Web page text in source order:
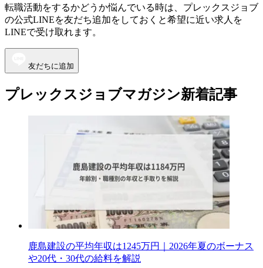
転職活動をするかどうか悩んでいる時は、プレックスジョブ
の公式LINEを友だち追加をしておくと希望に近い求人を
LINEで受け取れます。
友だちに追加
プレックスジョブマガジン新着記事
鹿島建設の平均年収は1245万円｜2026年夏のボーナス
や20代・30代の給料を解説